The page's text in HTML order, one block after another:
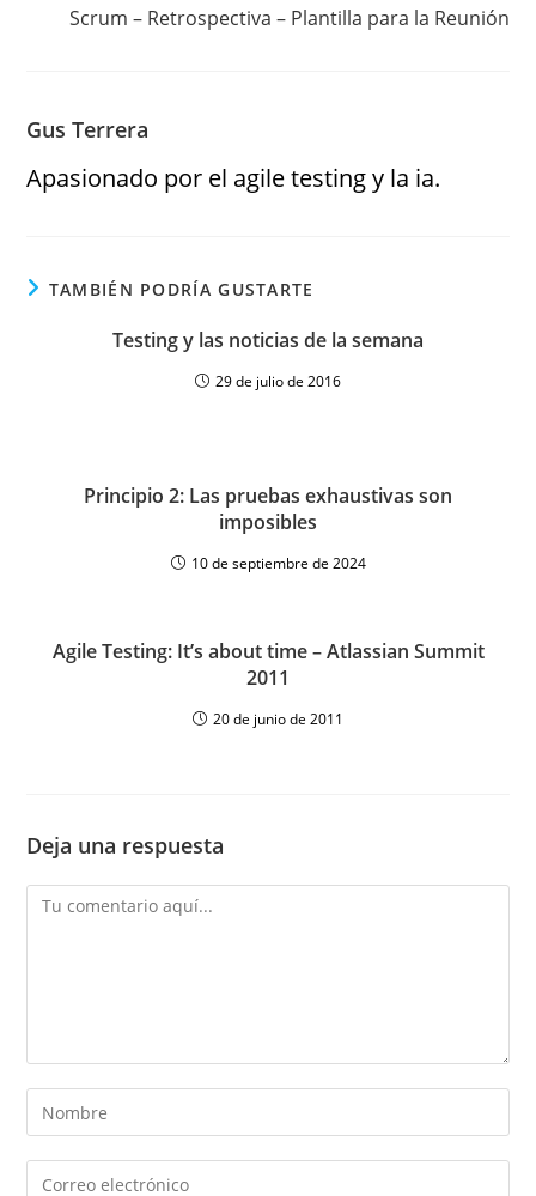
Scrum – Retrospectiva – Plantilla para la Reunión
Gus Terrera
Apasionado por el agile testing y la ia.
TAMBIÉN PODRÍA GUSTARTE
Testing y las noticias de la semana
29 de julio de 2016
Principio 2: Las pruebas exhaustivas son
imposibles
10 de septiembre de 2024
Agile Testing: It’s about time – Atlassian Summit
2011
20 de junio de 2011
Deja una respuesta